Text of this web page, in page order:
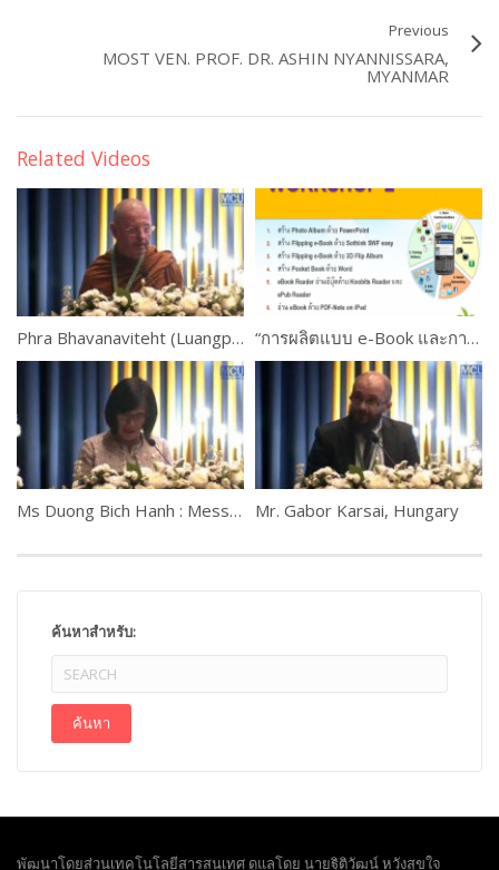
Previous
MOST VEN. PROF. DR. ASHIN NYANNISSARA,
MYANMAR
Related Videos
Phra Bhavanaviteht (Luangpor Khammadhammo) “การผลิตแบบ e-Book และการใช้งานระบบ M-Learning ” ดร.เกษม แสงนนท์ และคณะ WORKSHOP 2 PART #4
Ms Duong Bich Hanh : Message from H.E. Audrey Azoulay, Director-General of UNESCO Mr. Gabor Karsai, Hungary
ค้นหาสำหรับ:
พัฒนาโดยส่วนเทคโนโลยีสารสนเทศ ดูแลโดย นายฐิติวัฒน์ หวังสุขใจ